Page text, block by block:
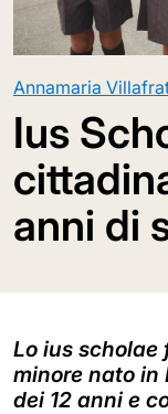
Annamaria
Ius
anni di
Lo ius
minore nato in
dei 12 anni e